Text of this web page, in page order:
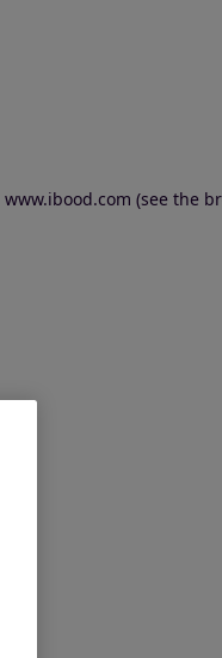
www.ibood.com (see the